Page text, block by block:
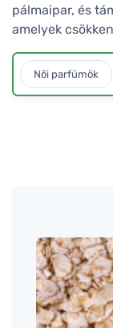
pálmaipar, és
amelyek
Női parfümök